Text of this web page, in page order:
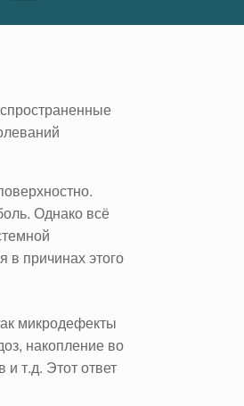
Однако всё
в причинах этого
микродефекты
накопление во
т.д. Этот ответ